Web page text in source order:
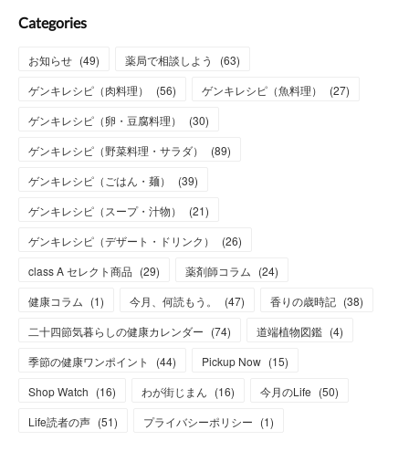
Categories
お知らせ (49) 薬局で相談しよう (63)
ゲンキレシピ（肉料理）
(56) ゲンキレシピ（魚料理） (27)
ゲンキレシピ（卵・豆腐料理）
(30)
ゲンキレシピ（野菜料理・サラダ）
(89)
ゲンキレシピ（ごはん・麺）
(39)
ゲンキレシピ（スープ・汁物）
(21)
ゲンキレシピ（デザート・ドリンク）
(26)
class A セレクト商品 (29) 薬剤師コラム (24)
健康コラム (1) 今月、何読もう。 (47) 香りの歳時記 (38)
二十四節気暮らしの健康カレンダー (74) 道端植物図鑑 (4)
季節の健康ワンポイント
(44) Pickup Now (15)
Shop Watch (16) わが街じまん (16) 今月のLife (50)
Life読者の声 (51) プライバシーポリシー (1)